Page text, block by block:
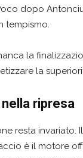
dopo
tempismo.
la
la
ripresa
resta invariato.
è il motore